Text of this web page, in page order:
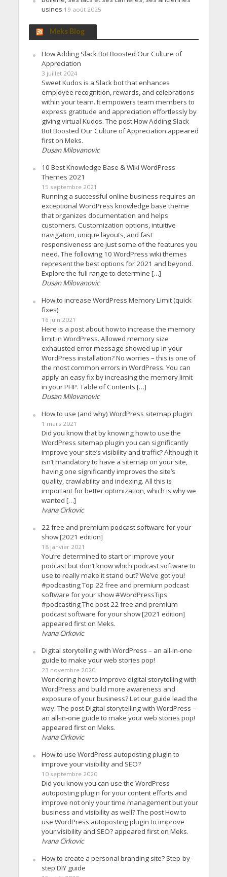
usines 19 août 2025
Meks Blog
How Adding Slack Bot Boosted Our Culture of
Appreciation
3 juillet 2024
Sweet Kudos is a Slack bot that enhances
employee recognition, rewards, and celebrations
within your team. It empowers team members to
express gratitude and appreciation effortlessly by
giving virtual Kudos. The post How Adding Slack
Bot Boosted Our Culture of Appreciation appeared
first on Meks.
Dusan Milovanovic
10 Best Knowledge Base & Wiki WordPress
Themes 2021
15 septembre 2021
Running a successful online business requires an
exceptional WordPress knowledge base theme
that organizes documentation and helps
customers. Customization options, intuitive
navigation, unique layouts, and fast
responsiveness are just some of the features you
need. The following 10 WordPress wiki themes
represent the best options for 2021 and beyond.
Explore the full range to determine […]
Dusan Milovanovic
How to increase WordPress Memory Limit (quick
fixes)
16 juin 2021
Here is a post about how to increase the memory
limit in WordPress. Allowed memory size
exhausted error message showed up in your
WordPress installation? No worries – this is one of
the most common errors in WordPress. You can
apply an easy fix by increasing the memory limit
in your PHP. Table of Contents […]
Dusan Milovanovic
How to use (and why) WordPress sitemap plugin
1 mars 2021
Did you know that by knowing how to use the
WordPress sitemap plugin you can significantly
improve your site’s visibility and traffic? Although it
isn’t mandatory to have a sitemap on your site,
having one significantly improves the site’s
quality, crawlability and indexing. All this is
important for better optimization, which is why we
wanted […]
Ivana Cirkovic
22 free and premium podcast software for your
show [2021 edition]
18 janvier 2021
You’re determined to start or improve your
podcast but don’t know which podcast software to
use to really make it stand out? We’ve got you!
#podcasting Top 22 free and premium podcast
software for your show #WordPressTips
#podcasting The post 22 free and premium
podcast software for your show [2021 edition]
appeared first on Meks.
Ivana Cirkovic
Digital storytelling with WordPress – an all-in-one
guide to make your web stories pop!
23 novembre 2020
Wondering how to improve digital storytelling with
WordPress and build more awareness and
exposure of your business? Let our guide lead the
way. The post Digital storytelling with WordPress –
an all-in-one guide to make your web stories pop!
appeared first on Meks.
Ivana Cirkovic
How to use WordPress autoposting plugin to
improve your visibility and SEO?
10 septembre 2020
Did you know you can use the WordPress
autoposting plugin for your content efforts and
improve not only your time management but your
business and visibility as well? The post How to
use WordPress autoposting plugin to improve
your visibility and SEO? appeared first on Meks.
Ivana Cirkovic
How to create a personal branding site? Step-by-
step DIY guide